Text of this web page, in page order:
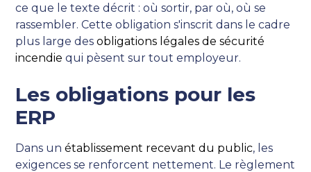
ce que le texte décrit : où sortir, par où, où se
rassembler. Cette obligation s'inscrit dans le cadre
plus large desobligations légales de sécurité
incendie qui pèsent sur tout employeur.
Les obligations pour les
ERP
Dans unétablissement recevant du public, les
exigences se renforcent nettement. Le règlement